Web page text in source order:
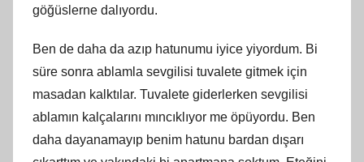
göğüslerne dalıyordu.
Ben de daha da azıp hatunumu iyice yiyordum. Bi
süre sonra ablamla sevgilisi tuvalete gitmek için
masadan kalktılar. Tuvalete giderlerken sevgilisi
ablamın kalçalarını mıncıklıyor me öpüyordu. Ben
daha dayanamayıp benim hatunu bardan dışarı